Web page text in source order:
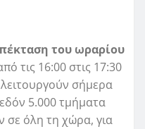
του ωραρίου
τις 16:00 στις 17:30
σήμερα
5.000 τμήματα
σε όλη τη χώρα, για